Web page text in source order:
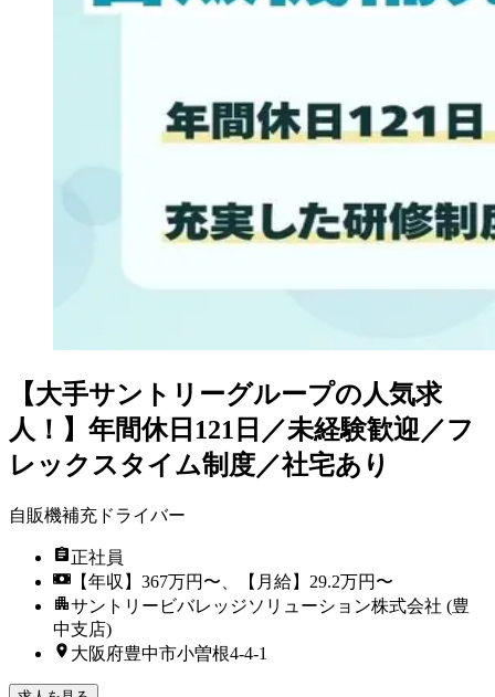
【大手サントリーグループの人気求
人！】年間休日121日／未経験歓迎／フ
レックスタイム制度／社宅あり
自販機補充ドライバー
正社員
【年収】367万円〜、【月給】29.2万円〜
サントリービバレッジソリューション株式会社 (豊
中支店)
大阪府豊中市小曽根4-4-1